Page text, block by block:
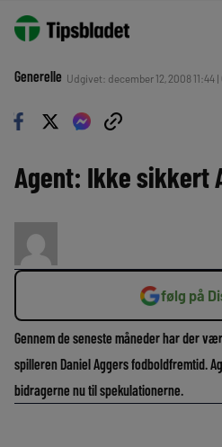
Generelle Udgivet: december 12, 2008 11:44
Agent: Ikke sikkert
følg på
Gennem de seneste måneder har der
spilleren Daniel Aggers fodboldfremtid.
bidragerne nu til spekulationerne.